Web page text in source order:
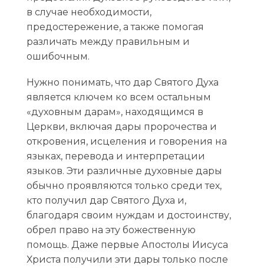
в случае необходимости,
предостережение, а также помогая
различать между правильным и
ошибочным.
Нужно понимать, что дар Святого Духа
является ключем ко всем остальным
«духовным дарам», находящимся в
Церкви, включая дары пророчества и
откровения, исцеления и говорения на
языках, перевода и интерпретации
языков. Эти различные духовные дары
обычно проявляются только среди тех,
кто получил дар Святого Духа и,
благодаря своим нуждам и достоинству,
обрел право на эту божественную
помощь. Даже первые Апостолы Иисуса
Христа получили эти дары только после